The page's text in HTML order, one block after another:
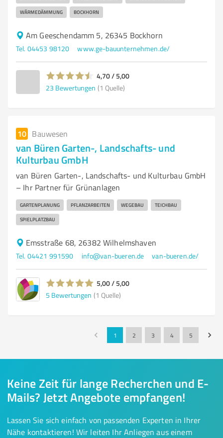
WÄRMEDÄMMUNG BOCKHORN
Am Geeschendamm 5, 26345 Bockhorn
Tel. 04453 98120 www.ge-bauunternehmen.de/
4,70 / 5,00
23 Bewertungen (1 Quelle)
10 Bauwesen
van Büren Garten-, Landschafts- und
Kulturbau GmbH
van Büren Garten-, Landschafts- und Kulturbau GmbH
– Ihr Partner für Grünanlagen
GARTENPLANUNG PFLANZARBEITEN WEGEBAU TEICHBAU
SPIELPLATZBAU
Emsstraße 68, 26382 Wilhelmshaven
Tel. 04421 991590 info@van-bueren.de van-bueren.de/
5,00 / 5,00
5 Bewertungen (1 Quelle)
1 2 3 4 5
Keine Zeit für lange Recherchen und E-
Mails? Jetzt Angebote empfangen!
Lassen Sie sich einfach von passenden Experten in Ihrer
Nähe kontaktieren! Wir leiten Ihr Anliegen aus einem